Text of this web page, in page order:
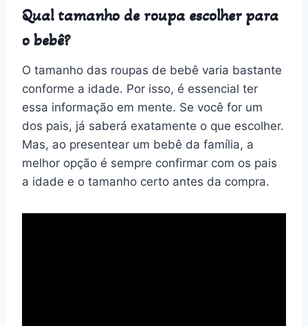
Qual tamanho de roupa escolher para
o bebê?
O tamanho das roupas de bebê varia bastante
conforme a idade. Por isso, é essencial ter
essa informação em mente. Se você for um
dos pais, já saberá exatamente o que escolher.
Mas, ao presentear um bebê da família, a
melhor opção é sempre confirmar com os pais
a idade e o tamanho certo antes da compra.